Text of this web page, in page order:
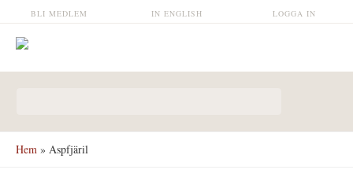
Hoppa till huvudinnehåll LOGGA IN
IN ENGLISH
BLI MEDLEM
Hem » Aspfjäril